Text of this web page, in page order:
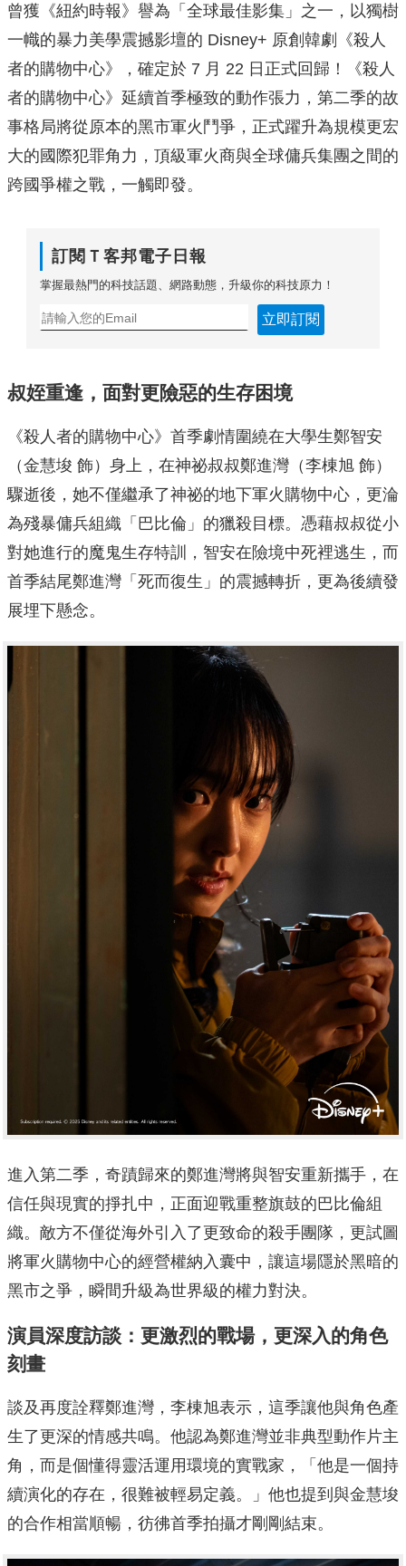
曾獲《紐約時報》譽為「全球最佳影集」之一，以獨樹
一幟的暴力美學震撼影壇的 Disney+ 原創韓劇《殺人
者的購物中心》，確定於 7 月 22 日正式回歸！《殺人
者的購物中心》延續首季極致的動作張力，第二季的故
事格局將從原本的黑市軍火鬥爭，正式躍升為規模更宏
大的國際犯罪角力，頂級軍火商與全球傭兵集團之間的
跨國爭權之戰，一觸即發。
訂閱Ｔ客邦電子日報
掌握最熱門的科技話題、網路動態，升級你的科技原力！
立即訂閱
叔姪重逢，面對更險惡的生存困境
《殺人者的購物中心》首季劇情圍繞在大學生鄭智安
（金慧埈 飾）身上，在神祕叔叔鄭進灣（李棟旭 飾）
驟逝後，她不僅繼承了神祕的地下軍火購物中心，更淪
為殘暴傭兵組織「巴比倫」的獵殺目標。憑藉叔叔從小
對她進行的魔鬼生存特訓，智安在險境中死裡逃生，而
首季結尾鄭進灣「死而復生」的震撼轉折，更為後續發
展埋下懸念。
進入第二季，奇蹟歸來的鄭進灣將與智安重新攜手，在
信任與現實的掙扎中，正面迎戰重整旗鼓的巴比倫組
織。敵方不僅從海外引入了更致命的殺手團隊，更試圖
將軍火購物中心的經營權納入囊中，讓這場隱於黑暗的
黑市之爭，瞬間升級為世界級的權力對決。
演員深度訪談：更激烈的戰場，更深入的角色
刻畫
談及再度詮釋鄭進灣，李棟旭表示，這季讓他與角色產
生了更深的情感共鳴。他認為鄭進灣並非典型動作片主
角，而是個懂得靈活運用環境的實戰家，「他是一個持
續演化的存在，很難被輕易定義。」他也提到與金慧埈
的合作相當順暢，彷彿首季拍攝才剛剛結束。